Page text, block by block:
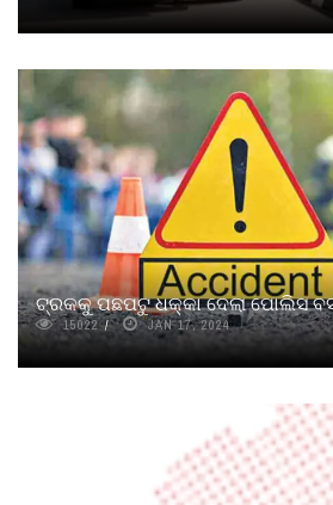
ଟ୍ରକକୁ ପଛପଟୁ ଧକ୍କା ଦେଲା ପୋଲିସ
15022 JAN 17, 2024